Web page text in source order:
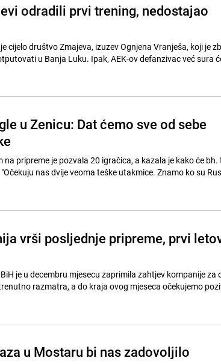
odradili prvi trening, nedostajao
cijelo društvo Zmajeva, izuzev Ognjena Vranješa, koji je
u Banja Luku. Ipak, AEK-ov defanzivac već sura
u Zenicu: Dat ćemo sve od sebe
pripreme je pozvala 20 igračica, a kazala je kako će
vrši posljednje pripreme, prvi
je u decembru mjesecu zaprimila zahtjev kompanije za
razmatra, a do kraja ovog mjeseca očekujemo
u Mostaru bi nas zadovoljilo